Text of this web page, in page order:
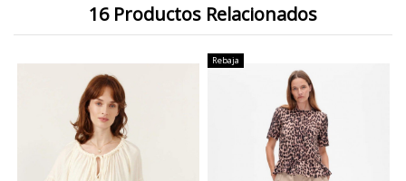
16 Productos Relacionados
Rebaja